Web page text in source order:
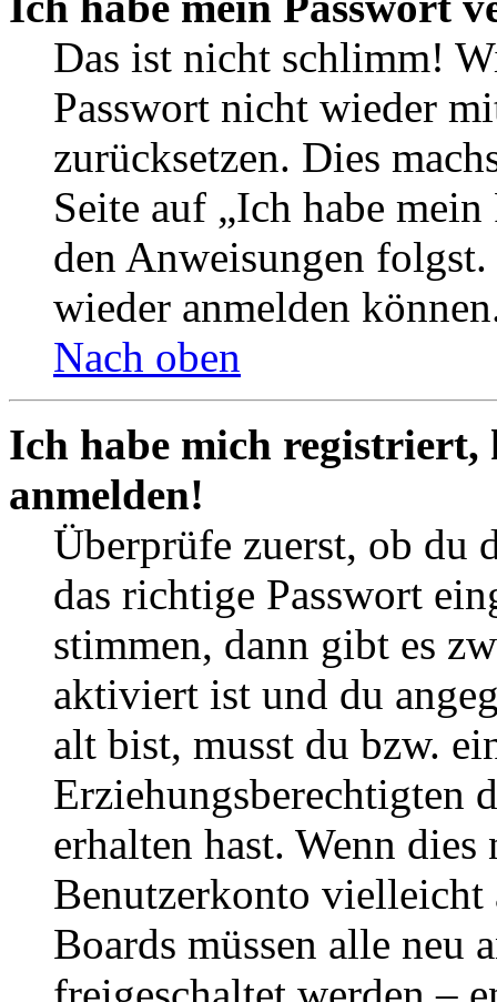
Das ist nicht schlimm!
Passwort nicht wieder
zurücksetzen. Dies
Seite auf „Ich habe
den Anweisungen
wieder anmelden
Nach oben
Ich habe mich
anmelden!
Überprüfe zuerst, ob du
das richtige Passwort
stimmen, dann gibt es
aktiviert ist und du
alt bist, musst du bzw.
Erziehungsberechtigten
erhalten hast. Wenn
Benutzerkonto
Boards müssen alle neu